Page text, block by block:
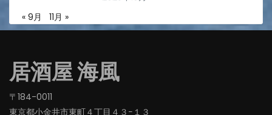
« 9月 11月 »
居酒屋 海風
〒184-0011
東京都小金井市東町４丁目４３−１３